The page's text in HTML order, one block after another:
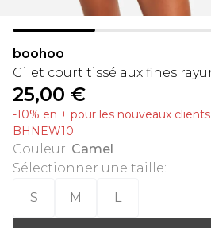
boohoo
Gilet court tissé aux fines
25,00 €
-10% en + pour les nouveaux
BHNEW10
Couleur: Camel
Sélectionner une taille:
S
M L